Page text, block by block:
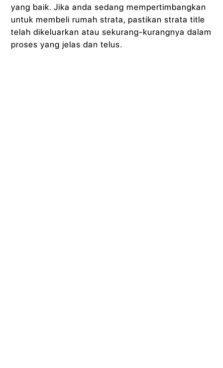
yang baik. Jika anda sedang mempertimbangkan
untuk membeli rumah strata, pastikan strata title
telah dikeluarkan atau sekurang-kurangnya dalam
proses yang jelas dan telus.